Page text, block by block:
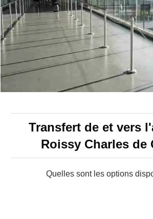
Transfert de et vers
Roissy Charles de
Quelles sont les options